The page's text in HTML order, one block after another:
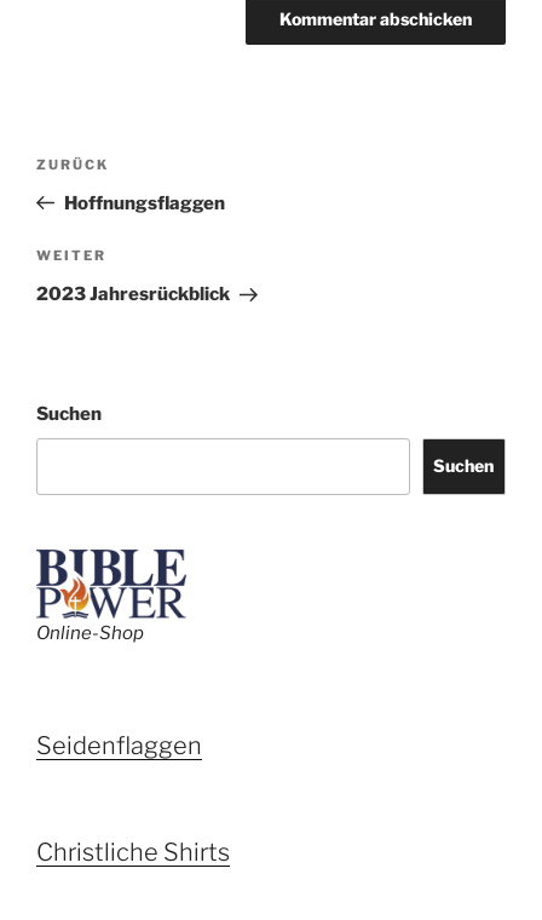
Beitragsnavigation
Vorheriger
Beitrag
ZURÜCK
Hoffnungsflaggen
Nächster
Beitrag
WEITER
2023 Jahresrückblick
Suchen
Suchen
Online-Shop
Seidenflaggen
Christliche Shirts